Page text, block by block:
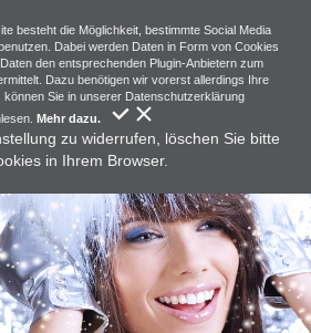
besteht die Möglichkeit, bestimmte Social Media
Dabei werden Daten in Form von Cookies
den entsprechenden Plugin-Anbietern zum
Dazu benötigen wir vorerst allerdings Ihre
Sie in unserer Datenschutzerklärung
Mehr dazu.
zu widerrufen, löschen Sie bitte
in Ihrem Browser.